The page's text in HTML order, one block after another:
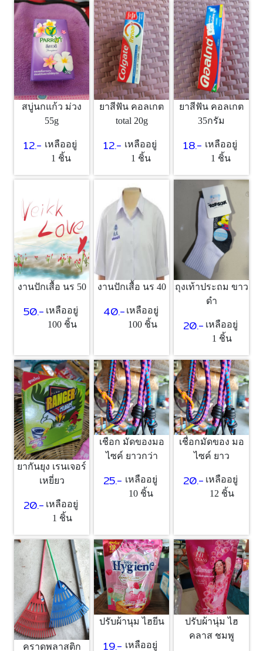
สบู่นกแก้ว ม่วง
55g
12.- เหลืออยู่
1 ชิ้น
ยาสีฟัน คอลเกต
total 20g
12.- เหลืออยู่
1 ชิ้น
ยาสีฟัน คอลเกต
35กรัม
18.- เหลืออยู่
1 ชิ้น
งานปักเสื้อ นร 50
50.- เหลืออยู่
100 ชิ้น
งานปักเสื้อ นร 40
40.- เหลืออยู่
100 ชิ้น
ถุงเท้าประถม ขาว
ดำ
20.- เหลืออยู่
1 ชิ้น
ยากันยุง เรนเจอร์
เหยี่ยว
20.- เหลืออยู่
1 ชิ้น
เชือก มัดของมอ
ไซค์ ยาวกว่า
25.- เหลืออยู่
10 ชิ้น
เชื่อกมัดของ มอ
ไซค์ ยาว
20.- เหลืออยู่
12 ชิ้น
คราดพลาสติก
ปรับผ้านุม ไฮยีน
19.- เหลืออยู่
ปรับผ้านุ่ม ไฮ
คลาส ชมพู